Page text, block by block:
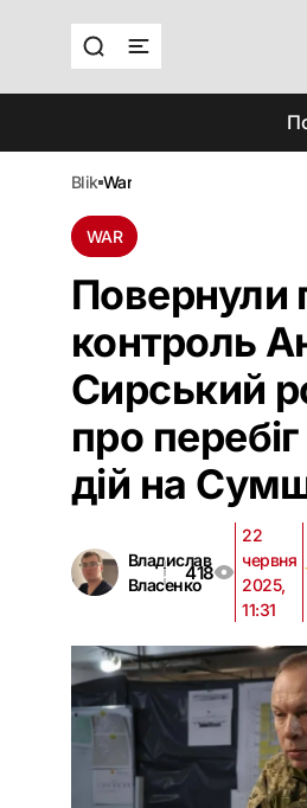
blik war
WAR
Повернули
контроль
Сирський
про
дій на
Владислав
Власенко
418
22
червня
2025,
11:31